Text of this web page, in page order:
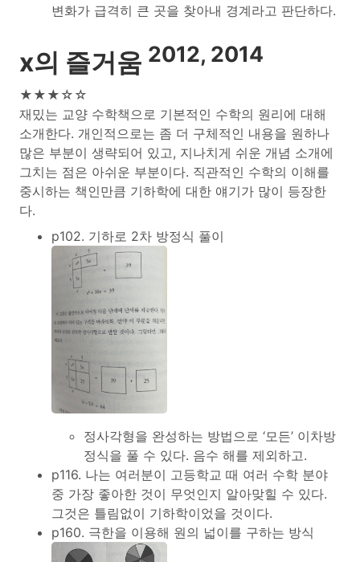
변화가 급격히 큰 곳을 찾아내 경계라고 판단하다.
x의 즐거움 2012, 2014
★★★☆☆
재밌는 교양 수학책으로 기본적인 수학의 원리에 대해
소개한다. 개인적으로는 좀 더 구체적인 내용을 원하나
많은 부분이 생략되어 있고, 지나치게 쉬운 개념 소개에
그치는 점은 아쉬운 부분이다. 직관적인 수학의 이해를
중시하는 책인만큼 기하학에 대한 얘기가 많이 등장한
다.
p102. 기하로 2차 방정식 풀이
정사각형을 완성하는 방법으로 ‘모든’ 이차방
정식을 풀 수 있다. 음수 해를 제외하고.
p116. 나는 여러분이 고등학교 때 여러 수학 분야
중 가장 좋아한 것이 무엇인지 알아맞힐 수 있다.
그것은 틀림없이 기하학이었을 것이다.
p160. 극한을 이용해 원의 넓이를 구하는 방식